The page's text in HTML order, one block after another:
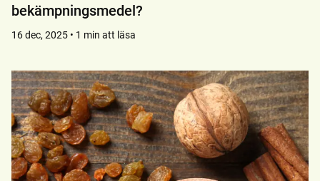
bekämpningsmedel?
16 dec, 2025 • 1 min att läsa